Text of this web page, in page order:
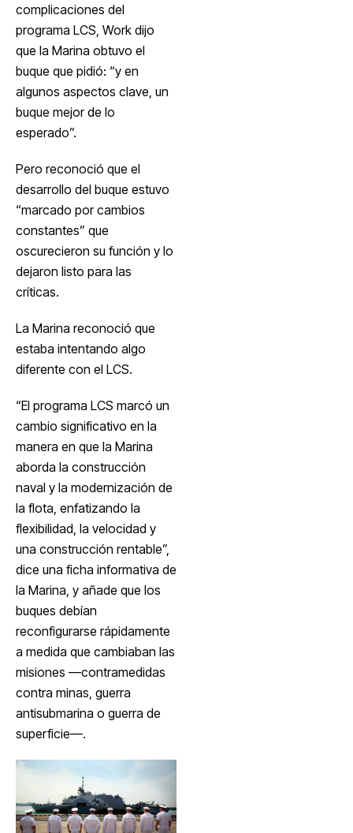
complicaciones del
programa LCS, Work dijo
que la Marina obtuvo el
buque que pidió: “y en
algunos aspectos clave, un
buque mejor de lo
esperado”.
Pero reconoció que el
desarrollo del buque estuvo
“marcado por cambios
constantes” que
oscurecieron su función y lo
dejaron listo para las
críticas.
La Marina reconoció que
estaba intentando algo
diferente con el LCS.
“El programa LCS marcó un
cambio significativo en la
manera en que la Marina
aborda la construcción
naval y la modernización de
la flota, enfatizando la
flexibilidad, la velocidad y
una construcción rentable”,
dice una ficha informativa de
la Marina, y añade que los
buques debían
reconfigurarse rápidamente
a medida que cambiaban las
misiones —contramedidas
contra minas, guerra
antisubmarina o guerra de
superficie—.